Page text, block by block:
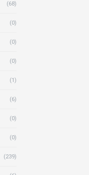
(68)
(0)
(0)
(0)
(1)
(6)
(0)
(0)
(239)